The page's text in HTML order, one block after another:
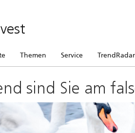
Themen Service TrendRadar
sind Sie am